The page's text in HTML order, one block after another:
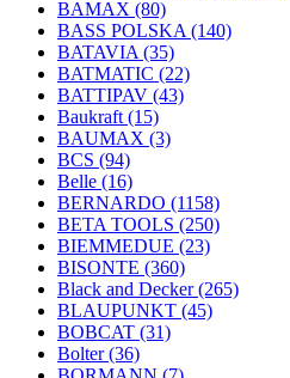
BAMAX (80)
BASS POLSKA (140)
BATAVIA (35)
BATMATIC (22)
BATTIPAV (43)
Baukraft (15)
BAUMAX (3)
BCS (94)
Belle (16)
BERNARDO (1158)
BETA TOOLS (250)
BIEMMEDUE (23)
BISONTE (360)
Black and Decker(265)
BLAUPUNKT (45)
BOBCAT (31)
Bolter(36)